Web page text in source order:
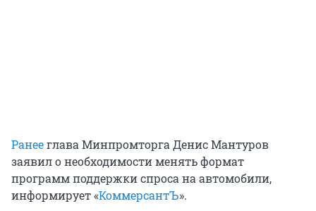
Ранееглава Минпромторга Денис Мантуров
заявил о необходимости менять формат
программ поддержки спроса на автомобили,
информирует «КоммерсантЪ».